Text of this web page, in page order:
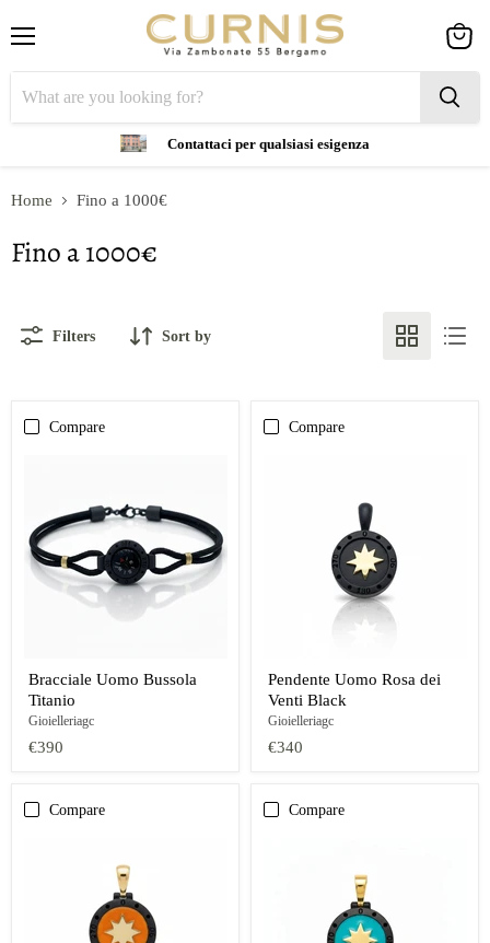
Contattaci per qualsiasi esigenza
cart
Home Fino a 1000€
Fino a 1000€
Filters Sort by
Compare
Bracciale Uomo Bussola
Titanio
Gioielleriagc
€390
Compare
Pendente Uomo Rosa dei
Venti Black
Gioielleriagc
€340
Compare Compare